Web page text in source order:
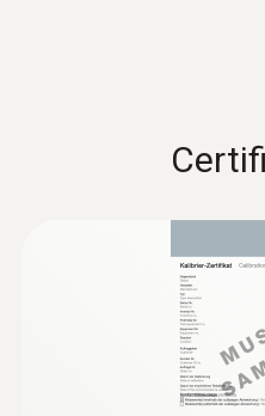
Temperatura °C / °F /
EN 13485; HACCP